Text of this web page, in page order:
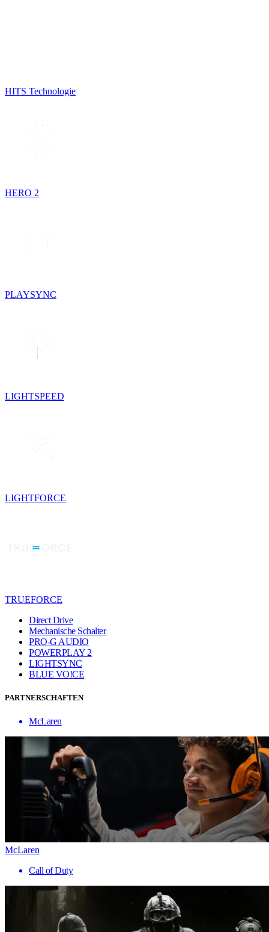
HITS Technologie
HERO 2
PLAYSYNC
LIGHTSPEED
LIGHTFORCE
TRUEFORCE
Direct Drive
Mechanische Schalter
PRO-G AUDIO
POWERPLAY 2
LIGHTSYNC
BLUE VO!CE
PARTNERSCHAFTEN
McLaren
McLaren
Call of Duty